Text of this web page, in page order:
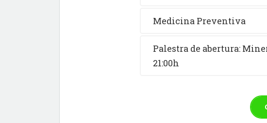
Medicina Preventiva
Palestra de abertura:
21:00h